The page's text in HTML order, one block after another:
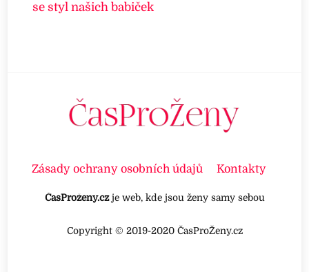
se styl našich babiček
Zásady ochrany osobních údajů Kontakty
ČasProženy.czje web, kde jsou ženy samy sebou
Copyright © 2019-2020 ČasProŽeny.cz